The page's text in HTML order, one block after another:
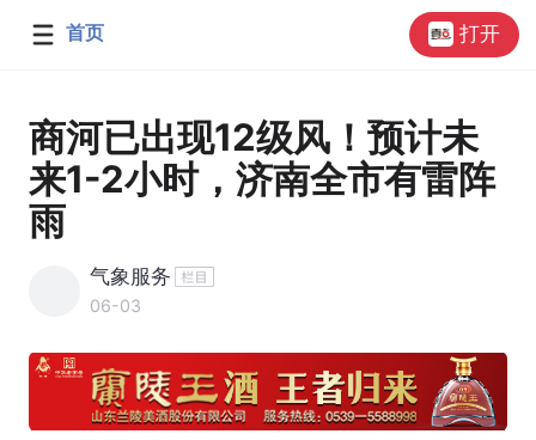
首页 打开
商河已出现12级风！预计未
来1-2小时，济南全市有雷阵
雨
气象服务
06-03